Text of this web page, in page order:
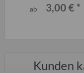
ab 3,00 € *
Kunden